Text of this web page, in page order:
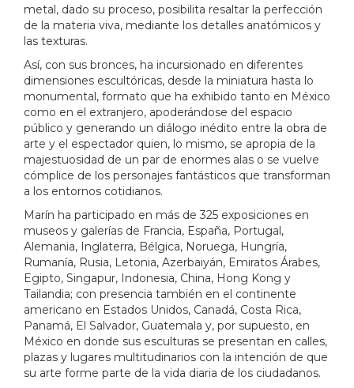
metal, dado su proceso, posibilita resaltar la perfección
de la materia viva, mediante los detalles anatómicos y
las texturas.
Así, con sus bronces, ha incursionado en diferentes
dimensiones escultóricas, desde la miniatura hasta lo
monumental, formato que ha exhibido tanto en México
como en el extranjero, apoderándose del espacio
público y generando un diálogo inédito entre la obra de
arte y el espectador quien, lo mismo, se apropia de la
majestuosidad de un par de enormes alas o se vuelve
cómplice de los personajes fantásticos que transforman
a los entornos cotidianos.
Marín ha participado en más de 325 exposiciones en
museos y galerías de Francia, España, Portugal,
Alemania, Inglaterra, Bélgica, Noruega, Hungría,
Rumanía, Rusia, Letonia, Azerbaiyán, Emiratos Árabes,
Egipto, Singapur, Indonesia, China, Hong Kong y
Tailandia; con presencia también en el continente
americano en Estados Unidos, Canadá, Costa Rica,
Panamá, El Salvador, Guatemala y, por supuesto, en
México en donde sus esculturas se presentan en calles,
plazas y lugares multitudinarios con la intención de que
su arte forme parte de la vida diaria de los ciudadanos.